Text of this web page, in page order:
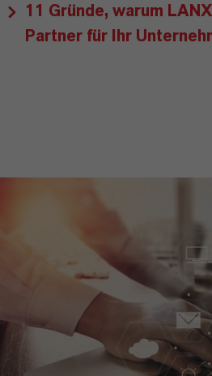
11 Gründe, warum
Partner für Ihr